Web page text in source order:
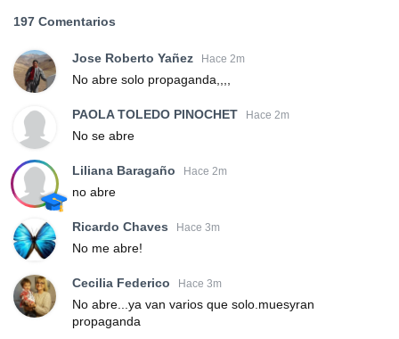
197 Comentarios
Jose Roberto Yañez Hace 2m
No abre solo propaganda,,,,
PAOLA TOLEDO PINOCHET Hace 2m
No se abre
Liliana Baragaño Hace 2m
no abre
Ricardo Chaves Hace 3m
No me abre!
Cecilia Federico Hace 3m
No abre...ya van varios que solo.muesyran
propaganda